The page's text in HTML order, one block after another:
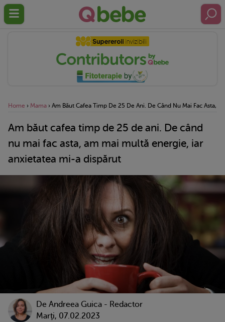
Home › Mama › Am Băut Cafea Timp De 25 De Ani. De Când Nu Mai Fac Asta,
Am băut cafea timp de 25 de ani. De când
nu mai fac asta, am mai multă energie, iar
anxietatea mi-a dispărut
De Andreea Guica - Redactor
Marţi, 07.02.2023